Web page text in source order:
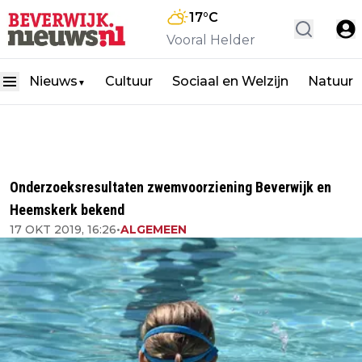
17°C
Vooral Helder
Nieuws ▼ Cultuur Sociaal en Welzijn Natuur
Onderzoeksresultaten zwemvoorziening Beverwijk en
Heemskerk bekend
17 OKT 2019, 16:26•ALGEMEEN